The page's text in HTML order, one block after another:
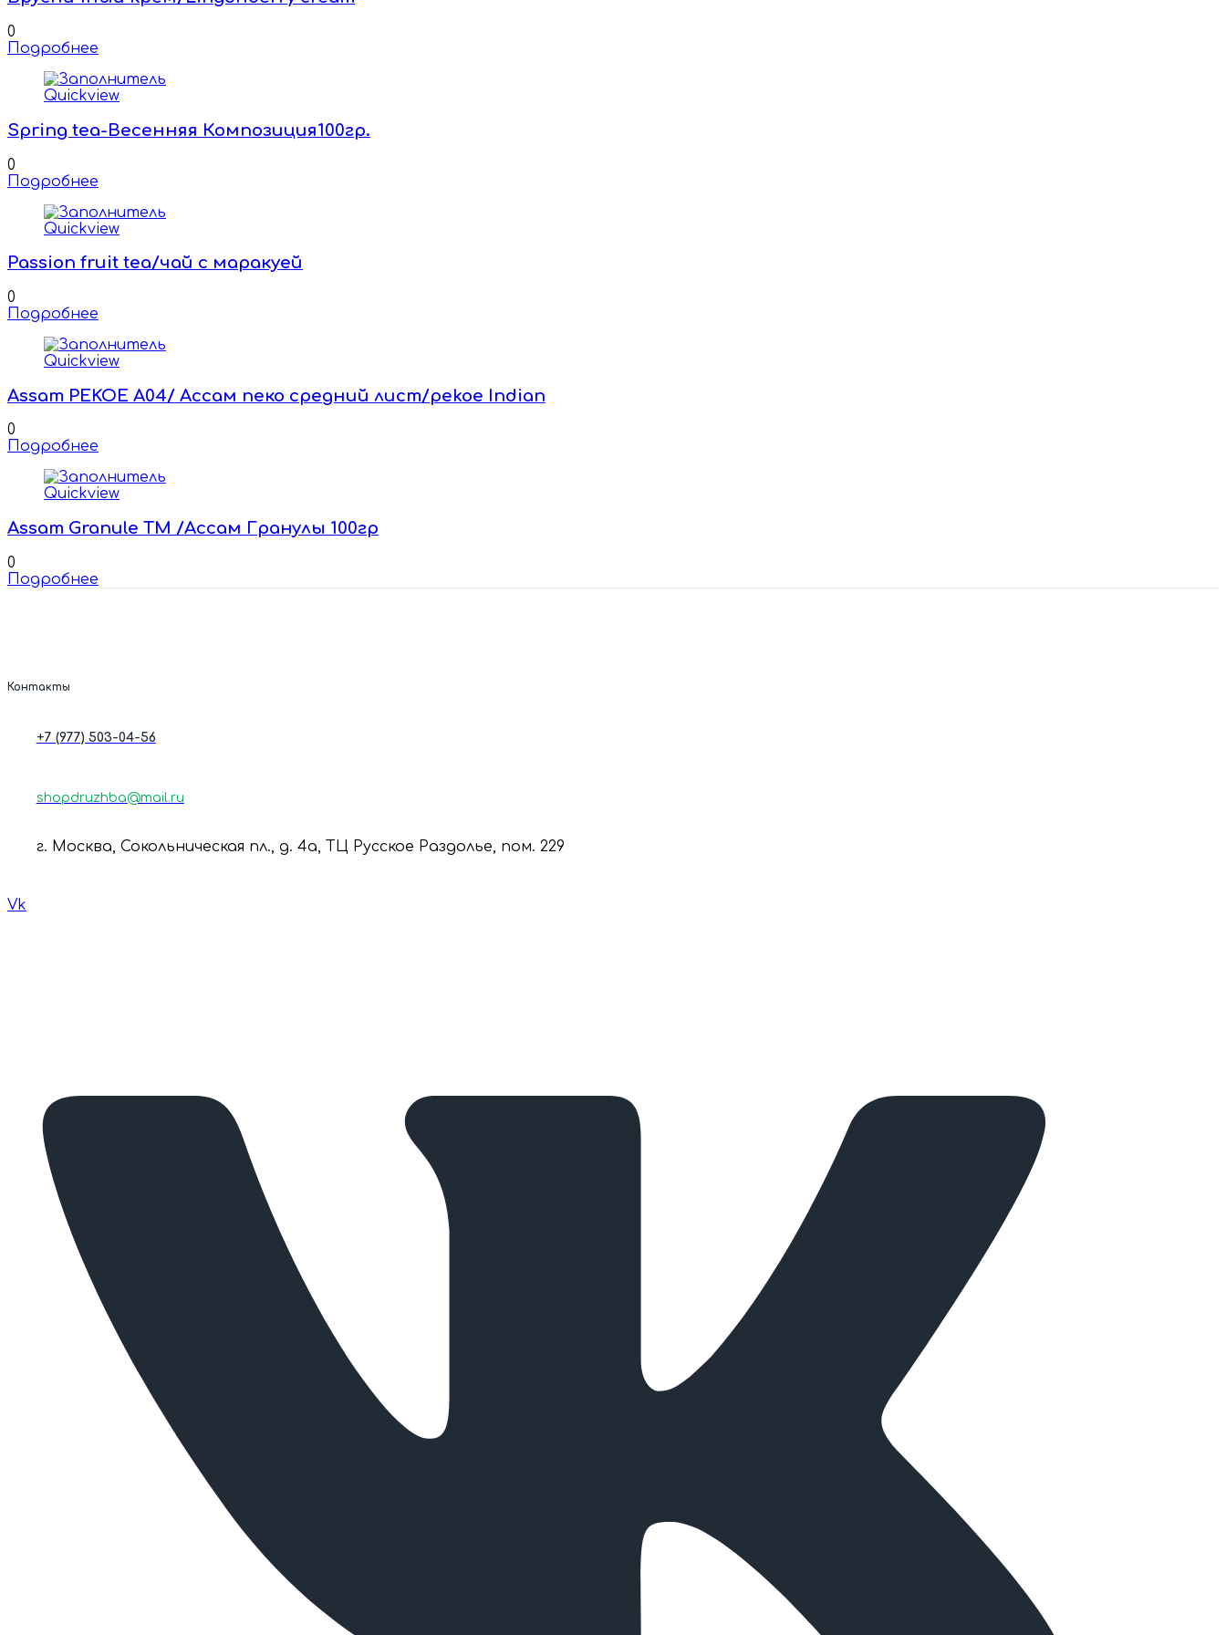
0
Подробнее
Quickview
Spring tea-Весенняя Композиция100гр.
0
Подробнее
Quickview
Passion fruit tea/чай с маракуей
0
Подробнее
Quickview
Assam PEKOE A04/ Ассам пеко средний лист/pekoe Indian
0
Подробнее
Quickview
Assam Granule TM /Ассам Гранулы 100гр
0
Подробнее
Контакты
+7 (977) 503-04-56
shopdruzhba@mail.ru
г. Москва, Сокольническая пл., д. 4а, ТЦ Русское Раздолье, пом. 229
Vk